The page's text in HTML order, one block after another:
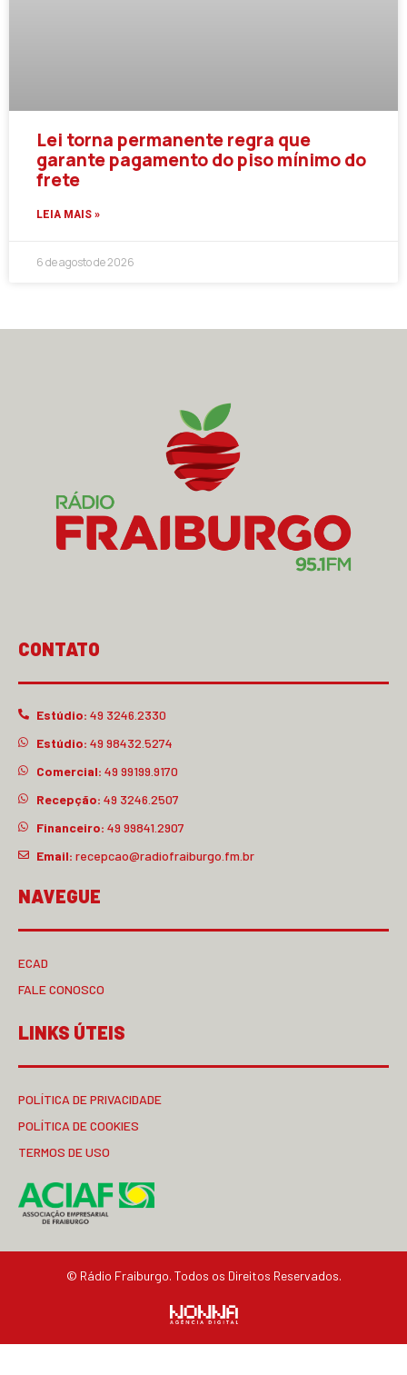
Lei torna permanente regra que
garante pagamento do piso mínimo do
frete
LEIA MAIS »
6 de agosto de 2026
CONTATO
Estúdio: 49 3246.2330
Estúdio: 49 98432.5274
Comercial: 49 99199.9170
Recepção: 49 3246.2507
Financeiro: 49 99841.2907
Email: recepcao@radiofraiburgo.fm.br
NAVEGUE
ECAD
FALE CONOSCO
LINKS ÚTEIS
POLÍTICA DE PRIVACIDADE
POLÍTICA DE COOKIES
TERMOS DE USO
© Rádio Fraiburgo. Todos os Direitos Reservados.